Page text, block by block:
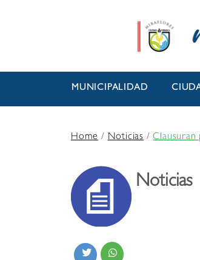
MUNICIPALIDAD
Home/Noticias /Clausuran
Noticias